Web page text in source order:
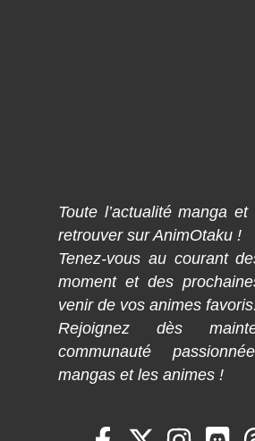
Toute l’actualité manga
retrouver sur AnimOtaku !
Tenez-vous au courant
moment et des
venir de vos animes favoris.
Rejoignez dès
communauté
mangas et les animes !